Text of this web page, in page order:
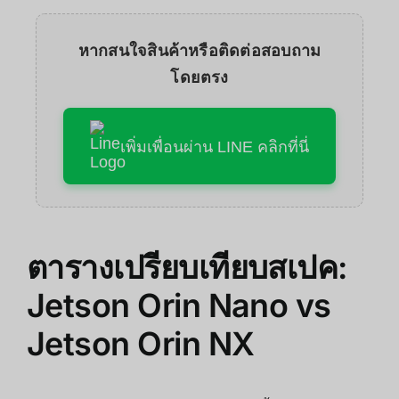
หากสนใจสินค้าหรือติดต่อสอบถาม
โดยตรง
เพิ่มเพื่อนผ่าน LINE คลิกที่นี่
ตารางเปรียบเทียบสเปค:
Jetson Orin Nano vs
Jetson Orin NX